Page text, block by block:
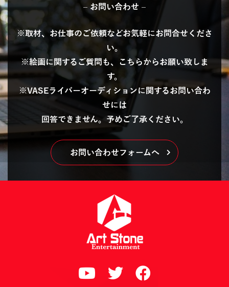
– お問い合わせ –
※取材、お仕事のご依頼などお気軽にお問合せくださ
い。
※絵画に関するご質問も、こちらからお願い致しま
す。
※VASEライバーオーディションに関するお問い合わ
せには
回答できません。予めご了承ください。
お問い合わせフォームへ